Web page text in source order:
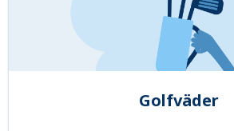
Golfväder